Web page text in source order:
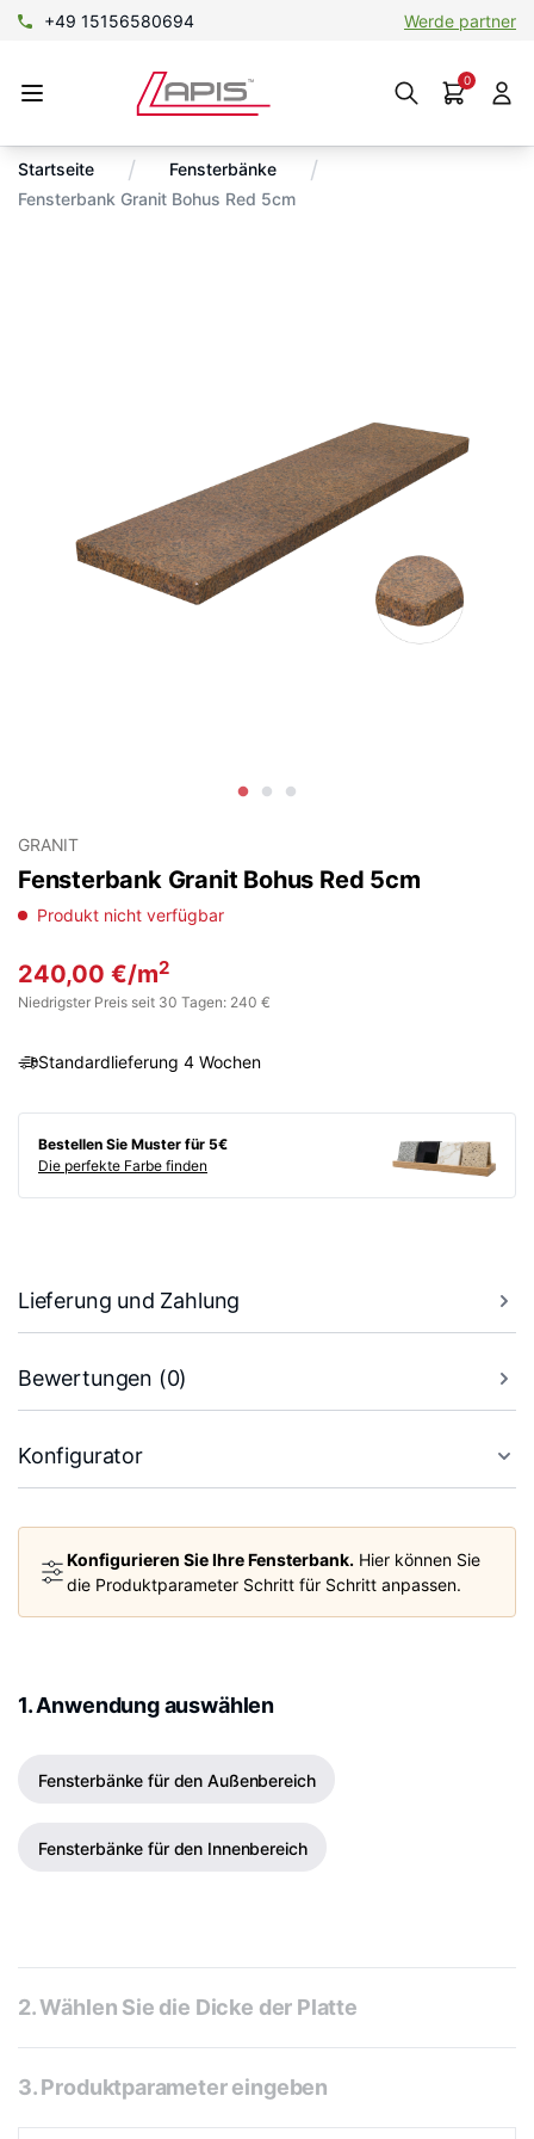
+49 15156580694 Werde partner
0
Startseite / Fensterbänke /
Fensterbank Granit Bohus Red 5cm
GRANIT
Fensterbank Granit Bohus Red 5cm
Produkt nicht verfügbar
240,00 €/m2
Niedrigster Preis seit 30 Tagen: 240 €
Standardlieferung 4 Wochen
Bestellen Sie Muster für 5€
Die perfekte Farbe finden
Lieferung und Zahlung
Bewertungen (0)
Konfigurator
Konfigurieren Sie Ihre Fensterbank. Hier können Sie
die Produktparameter Schritt für Schritt anpassen.
1. Anwendung auswählen
Fensterbänke für den Außenbereich
Fensterbänke für den Innenbereich
2. Wählen Sie die Dicke der Platte
3. Produktparameter eingeben